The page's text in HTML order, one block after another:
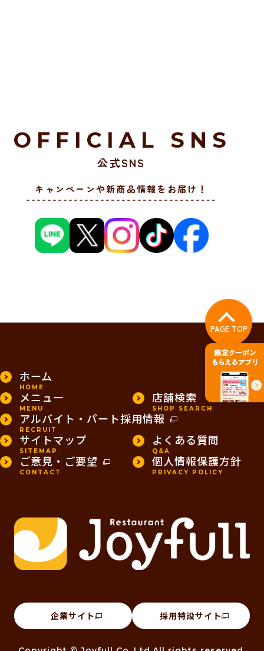
OFFICIAL SNS
公式SNS
キャンペーンや新商品情報をお届け！
PAGE TOP
ホーム
HOME
メニュー
MENU
店舗検索
SHOP SEARCH
アルバイト・パート採用情報
RECRUIT
サイトマップ
SITEMAP
よくある質問
Q&A
ご意見・ご要望
CONTACT
個人情報保護方針
PRIVACY POLICY
企業サイト 採用特設サイト